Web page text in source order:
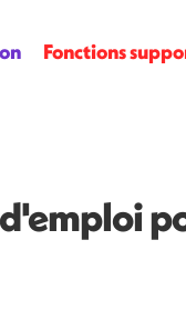
Fonctions